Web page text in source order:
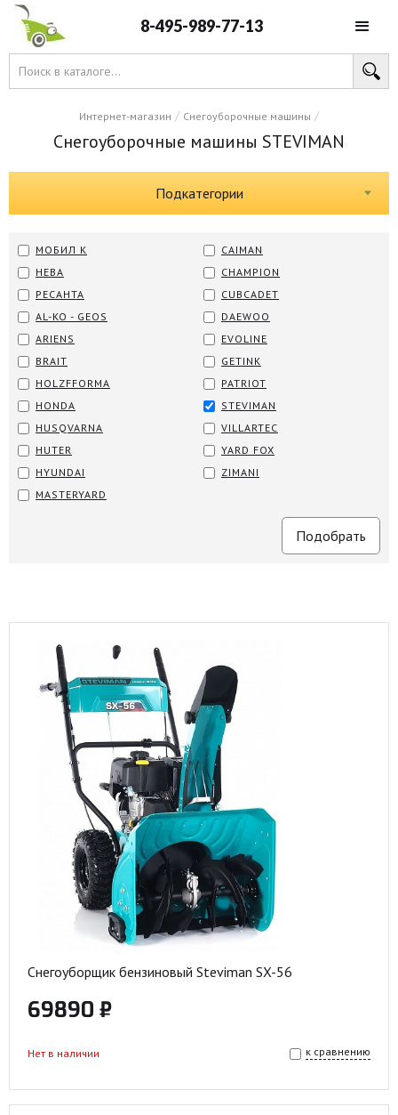
8-495-989-77-13
Интернет-магазин / Снегоуборочные машины /
Снегоуборочные машины STEVIMAN
Подкатегории
МОБИЛ К
НЕВА
РЕСАНТА
AL-KO - GEOS
ARIENS
BRAIT
CAIMAN
CHAMPION
CUBCADET
DAEWOO
EVOLINE
GETINK
HOLZFFORMA
HONDA
HUSQVARNA
HUTER
HYUNDAI
MASTERYARD
PATRIOT
STEVIMAN
VILLARTEC
YARD FOX
ZIMANI
Снегоуборщик бензиновый Steviman SX-56
69890 ₽
к сравнению
Нет в наличии